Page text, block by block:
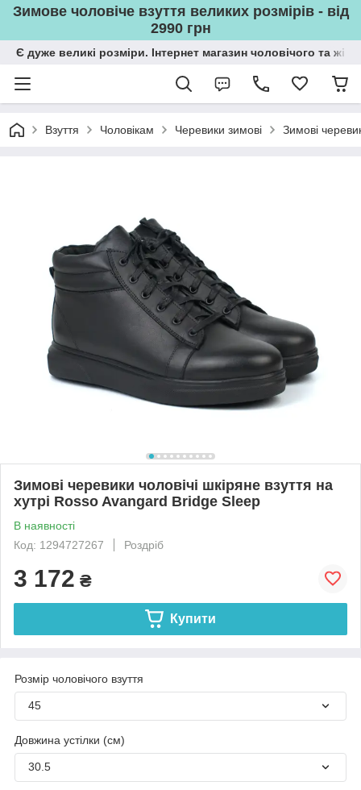
Зимове чоловіче взуття великих розмірів - від
2990 грн
Є дуже великі розміри. Інтернет магазин чоловічого та
Взуття Чоловікам Черевики зимові Зимові
Зимові черевики чоловічі шкіряне взуття на
хутрі Rosso Avangard Bridge Sleep
В наявності
Код: 1294727267
Роздріб
3 172 ₴
Купити
Розмір чоловічого взуття
45
Довжина устілки (см)
30.5